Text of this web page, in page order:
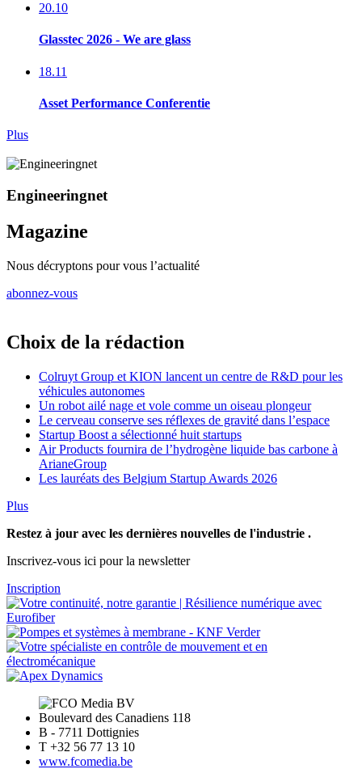
20.10
Glasstec 2026 - We are glass
18.11
Asset Performance Conferentie
Plus
Engineeringnet
Magazine
Nous décryptons pour vous l’actualité
abonnez-vous
Choix de la rédaction
Colruyt Group et KION lancent un centre de R&D pour les
véhicules autonomes
Un robot ailé nage et vole comme un oiseau plongeur
Le cerveau conserve ses réflexes de gravité dans l’espace
Startup Boost a sélectionné huit startups
Air Products fournira de l’hydrogène liquide bas carbone à
ArianeGroup
Les lauréats des Belgium Startup Awards 2026
Plus
Restez à jour avec les dernières nouvelles de l'industrie .
Inscrivez-vous ici pour la newsletter
Inscription
Boulevard des Canadiens 118
B - 7711 Dottignies
T +32 56 77 13 10
www.fcomedia.be